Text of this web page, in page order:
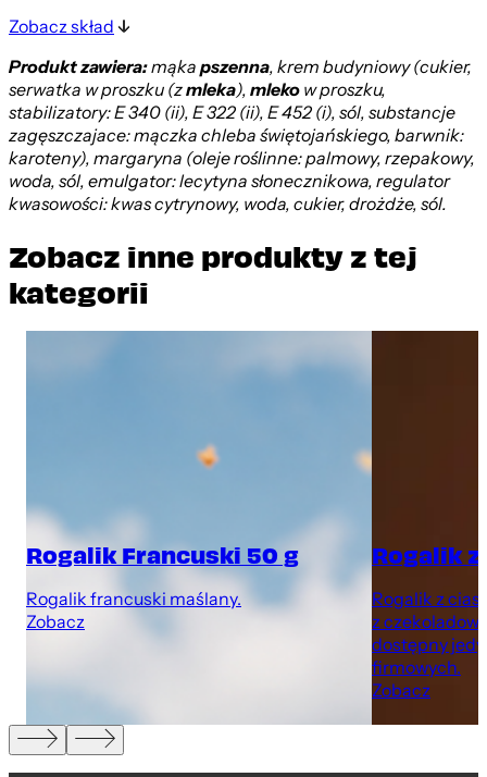
Zobacz skład
Produkt zawiera:mąkapszenna, krem budyniowy (cukier,
serwatka w proszku (zmleka),mlekow proszku,
stabilizatory: E 340 (ii), E 322 (ii), E 452 (i), sól, substancje
zagęszczajace: mączka chleba świętojańskiego, barwnik:
karoteny), margaryna (oleje roślinne: palmowy, rzepakowy,
woda, sól, emulgator: lecytyna słonecznikowa, regulator
kwasowości: kwas cytrynowy, woda, cukier, drożdże, sól.
Zobacz inne produkty z tej
kategorii
Rogalik Francuski 50 g
Rogalik francuski maślany.
Zobacz
Rogalik z
Rogalik z
z
dostępny
firmowych.
Zobacz